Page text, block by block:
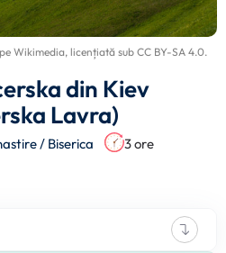
Wikimedia, licențiată sub CC BY-SA 4.0.
din Kiev
Lavra)
/ Biserica 3 ore